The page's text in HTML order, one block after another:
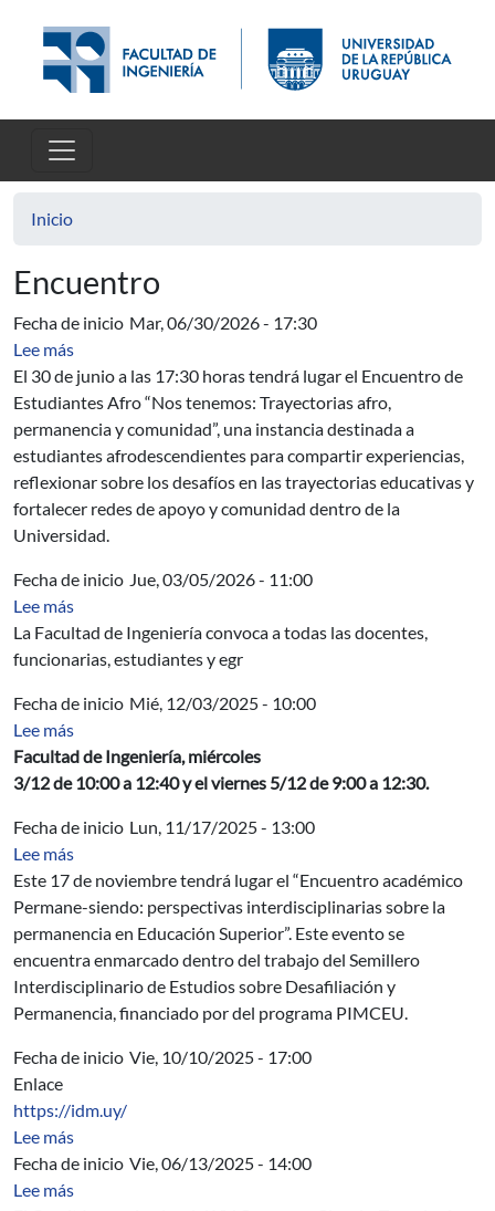
Inicio
Encuentro
Fecha de inicio Mar, 06/30/2026 - 17:30
Lee mássobre Encuentro de Estudiantes Afro - Nos tenemos:
El 30 de junio a las 17:30 horas tendrá lugar el Encuentro de
Estudiantes Afro “Nos tenemos: Trayectorias afro,
permanencia y comunidad”, una instancia destinada a
estudiantes afrodescendientes para compartir experiencias,
reflexionar sobre los desafíos en las trayectorias educativas y
fortalecer redes de apoyo y comunidad dentro de la
Universidad.
Fecha de inicio Jue, 03/05/2026 - 11:00
Lee mássobre foto #8MFing 2026 💜
La Facultad de Ingeniería convoca a todas las docentes,
funcionarias, estudiantes y egr
Fecha de inicio Mié, 12/03/2025 - 10:00
Lee mássobre Encuentro de Criptografía Pós-cuántica y temas
Facultad de Ingeniería, miércoles
3/12 de 10:00 a 12:40 y el viernes 5/12 de 9:00 a 12:30.
Fecha de inicio Lun, 11/17/2025 - 13:00
Lee mássobre Encuentro académico Permane-siendo:
Este 17 de noviembre tendrá lugar el “Encuentro académico
Permane-siendo: perspectivas interdisciplinarias sobre la
permanencia en Educación Superior”. Este evento se
encuentra enmarcado dentro del trabajo del Semillero
Interdisciplinario de Estudios sobre Desafiliación y
Permanencia, financiado por del programa PIMCEU.
Fecha de inicio Vie, 10/10/2025 - 17:00
Enlace
https://idm.uy/
Lee mássobre Ingeniería deMuestra 2025
Fecha de inicio Vie, 06/13/2025 - 14:00
Lee mássobre Construir el futuro de la CTI: Perspectiva de